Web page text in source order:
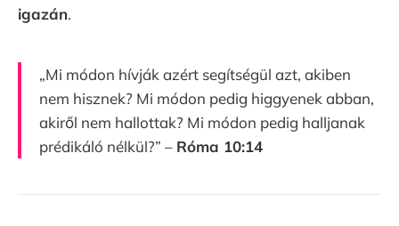
igazán.
„Mi módon hívják azért segítségül azt, akiben
nem hisznek? Mi módon pedig higgyenek abban,
akiről nem hallottak? Mi módon pedig halljanak
prédikáló nélkül?” – Róma 10:14